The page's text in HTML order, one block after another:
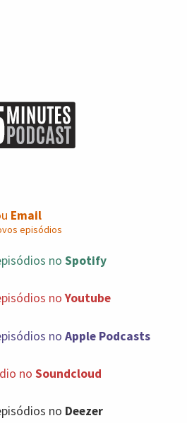
Email
episódios
no Spotify
noYoutube
no Apple Podcasts
no Soundcloud
no Deezer